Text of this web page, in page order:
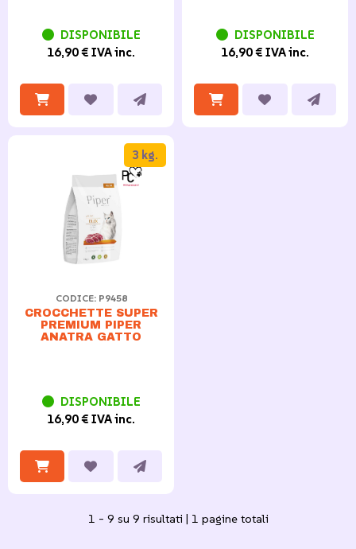
DISPONIBILE
16,90 € IVA inc.
DISPONIBILE
16,90 € IVA inc.
CODICE: P9458
CROCCHETTE SUPER
PREMIUM PIPER
ANATRA GATTO
3 kg.
DISPONIBILE
16,90 € IVA inc.
1 - 9 su 9 risultati | 1 pagine totali